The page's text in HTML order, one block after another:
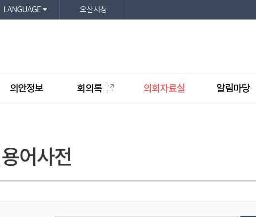
LANGUAGE 오산시청
의안정보 회의록 의회자료실 알림마당
어사전